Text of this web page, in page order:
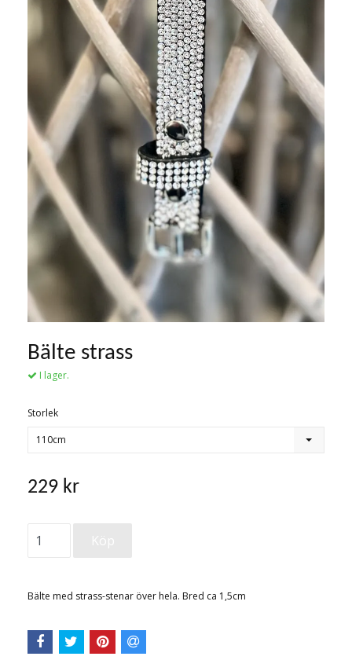
Bälte strass
I lager.
Storlek
110cm
229 kr
Bälte med strass-stenar över hela. Bred ca 1,5cm